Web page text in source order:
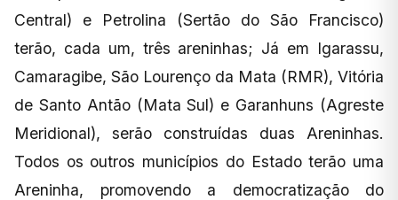
Central) e Petrolina (Sertão do São Francisco)
terão, cada um, três areninhas; Já em Igarassu,
Camaragibe, São Lourenço da Mata (RMR), Vitória
de Santo Antão (Mata Sul) e Garanhuns (Agreste
Meridional), serão construídas duas Areninhas.
Todos os outros municípios do Estado terão uma
Areninha, promovendo a democratização do